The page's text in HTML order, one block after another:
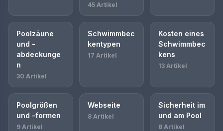
45 Artikel
Poolzäune
und -
abdeckunge
n
30 Artikel
Schwimmbec
kentypen
17 Artikel
Kosten eines
Schwimmbec
kens
13 Artikel
Poolgrößen
und -formen
9 Artikel
Webseite
8 Artikel
Sicherheit im
und am Pool
8 Artikel